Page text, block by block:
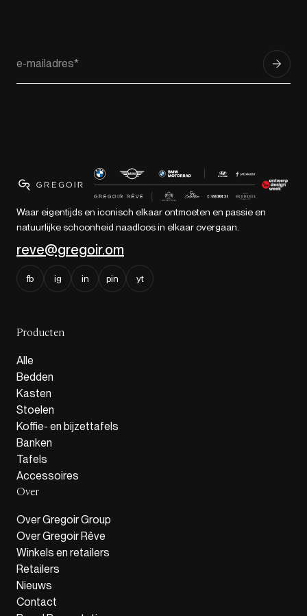
Waar eigentijds en iconisch elkaar ontmoeten en passie en
natuurlijke schoonheid naadloos in elkaar overgaan.
reve@gregoir.om
fb ig in pin yt
Producten
Alle
Bedden
Kasten
Stoelen
Koffie- en bijzettafels
Banken
Tafels
Accessoires
Over
Over Gregoir Group
Over Gregoir Rêve
Winkels en retailers
Retailers
Nieuws
Contact